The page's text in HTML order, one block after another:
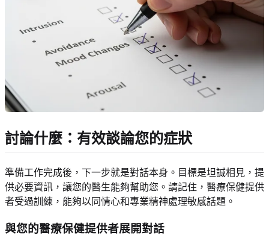
討論什麼：有效談論您的症狀
準備工作完成後，下一步就是對話本身。目標是坦誠相見，提
供必要資訊，讓您的醫生能夠幫助您。請記住，醫療保健提供
者受過訓練，能夠以同情心和專業精神處理敏感話題。
與您的醫療保健提供者展開對話